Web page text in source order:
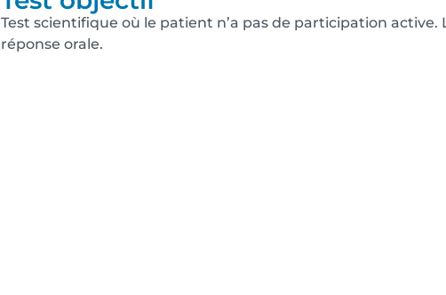
Test scientifique où le patient n’a pas de participation active.
réponse orale.